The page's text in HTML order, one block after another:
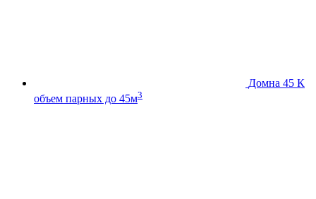
Домна 45 К
объем парных до 45м3